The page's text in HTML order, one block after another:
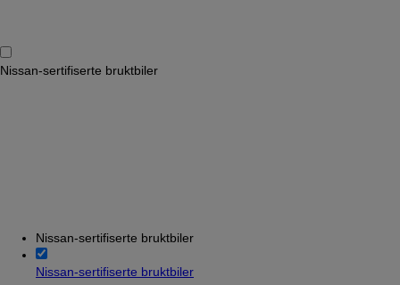
Nissan-sertifiserte bruktbiler
Nissan-sertifiserte bruktbiler
Nissan-sertifiserte bruktbiler